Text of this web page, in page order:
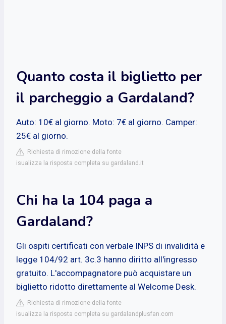
Quanto costa il biglietto per
il parcheggio a Gardaland?
Auto: 10€ al giorno. Moto: 7€ al giorno. Camper:
25€ al giorno.
Richiesta di rimozione della fonte
isualizza la risposta completa su gardaland.it
Chi ha la 104 paga a
Gardaland?
Gli ospiti certificati con verbale INPS di invalidità e
legge 104/92 art. 3c.3 hanno diritto all'ingresso
gratuito. L'accompagnatore può acquistare un
biglietto ridotto direttamente al Welcome Desk.
Richiesta di rimozione della fonte
isualizza la risposta completa su gardalandplusfan.com